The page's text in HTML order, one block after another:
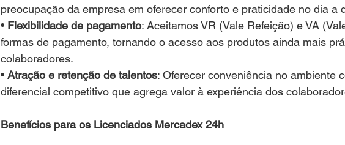
preocupação da empresa em oferecer conforto e praticidade no dia a
• Flexibilidade de pagamento: Aceitamos VR (Vale Refeição) e VA
formas de pagamento, tornando o acesso aos produtos ainda mais
colaboradores.
• Atração e retenção de talentos: Oferecer conveniência no ambiente
diferencial competitivo que agrega valor à experiência dos
Benefícios para os Licenciados Mercadex 24h